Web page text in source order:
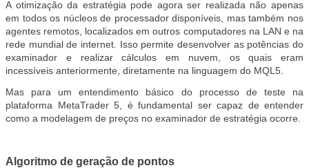
A otimização da estratégia pode agora ser realizada não apenas
em todos os núcleos de processador disponíveis, mas também nos
agentes remotos, localizados em outros computadores na LAN e na
rede mundial de internet. Isso permite desenvolver as potências do
examinador e realizar cálculos em nuvem, os quais eram
incessíveis anteriormente, diretamente na linguagem do MQL5.
Mas para um entendimento básico do processo de teste na
plataforma MetaTrader 5, é fundamental ser capaz de entender
como a modelagem de preços no examinador de estratégia ocorre.
Algoritmo de geração de pontos